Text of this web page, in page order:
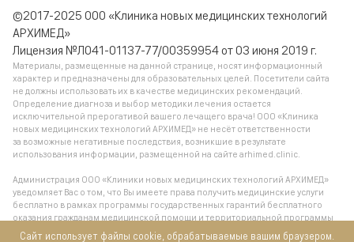
©2017-2025 ООО «Клиника новых медицинских технологий
АРХИМЕД»
Лицензия №Л041-01137-77/00359954 от 03 июня 2019 г.
Материалы, размещенные на данной странице, носят информационный
характер и предназначены для образовательных целей. Посетители сайта
не должны использовать их в качестве медицинских рекомендаций.
Определение диагноза и выбор методики лечения остается
исключительной прерогативой вашего лечащего врача! ООО «Клиника
новых медицинских технологий АРХИМЕД» не несёт ответственности
за возможные негативные последствия, возникшие в результате
использования информации, размещенной на сайте arhimed.clinic.
Администрация ООО «Клиники новых медицинских технологий АРХИМЕД»
уведомляет Вас о том, что Вы имеете права получить медицинские услуги
бесплатно в рамках программы государственных гарантий бесплатного
оказания гражданам медицинской помощи и территориальной программы
государственных гарантий бесплатного оказания гражданам медицинской
Сайт использует файлы cookie, обрабатываемые вашим браузером.